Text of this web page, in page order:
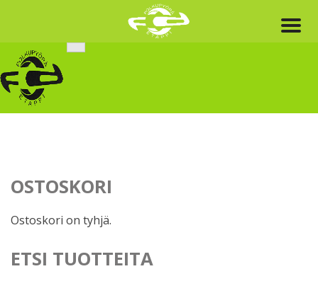
content
OSTOSKORI
Ostoskori on tyhjä.
ETSI TUOTTEITA